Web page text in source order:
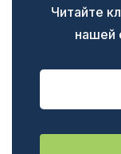
Читайте
нашей